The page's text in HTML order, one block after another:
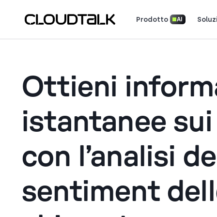
Prodotto AI
Ottieni
istantanee
con l’analisi
sentiment